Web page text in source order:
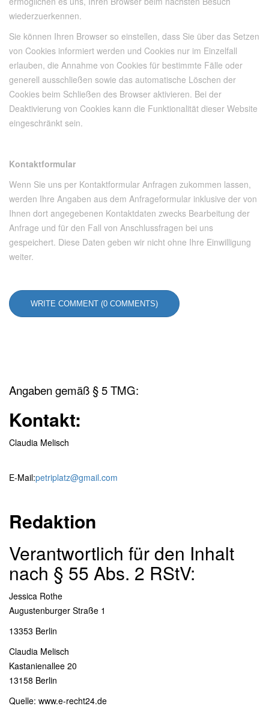
wiederzuerkennen.
Sie können Ihren Browser so einstellen, dass Sie über das Setzen
von Cookies informiert werden und Cookies nur im Einzelfall
erlauben, die Annahme von Cookies für bestimmte Fälle oder
generell ausschließen sowie das automatische Löschen der
Cookies beim Schließen des Browser aktivieren. Bei der
Deaktivierung von Cookies kann die Funktionalität dieser Website
eingeschränkt sein.
Kontaktformular
Wenn Sie uns per Kontaktformular Anfragen zukommen lassen,
werden Ihre Angaben aus dem Anfrageformular inklusive der von
Ihnen dort angegebenen Kontaktdaten zwecks Bearbeitung der
Anfrage und für den Fall von Anschlussfragen bei uns
gespeichert. Diese Daten geben wir nicht ohne Ihre Einwilligung
weiter.
WRITE COMMENT (0 COMMENTS)
Angaben gemäß § 5 TMG:
Kontakt:
Claudia Melisch
E-Mail:petriplatz@gmail.com
Redaktion
Verantwortlich für den Inhalt
nach § 55 Abs. 2 RStV:
Jessica Rothe
Augustenburger Straße 1
13353 Berlin
Claudia Melisch
Kastanienallee 20
13158 Berlin
Quelle: www.e-recht24.de